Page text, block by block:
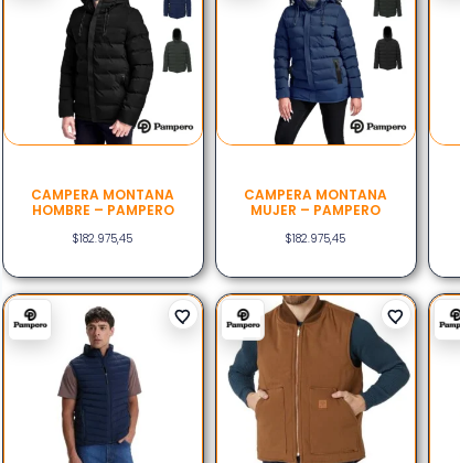
CAMPERA MONTANA
HOMBRE – PAMPERO
$182.975,45
CAMPERA MONTANA
MUJER – PAMPERO
$182.975,45